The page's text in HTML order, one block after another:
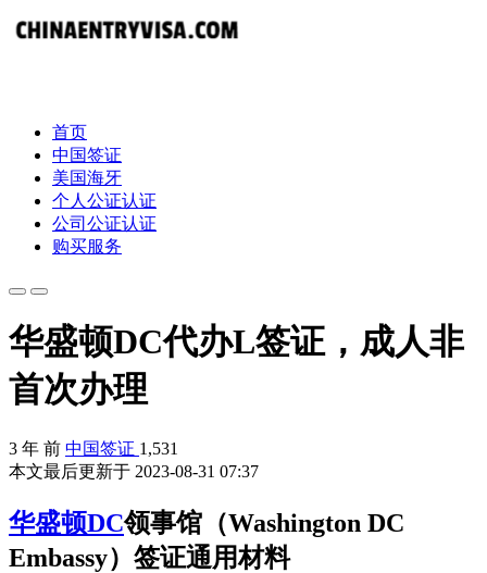
首页
中国签证
美国海牙
个人公证认证
公司公证认证
购买服务
华盛顿DC代办L签证，成人非
首次办理
3 年 前 中国签证 1,531
本文最后更新于 2023-08-31 07:37
华盛顿DC领事馆（Washington DC
Embassy）签证通用材料